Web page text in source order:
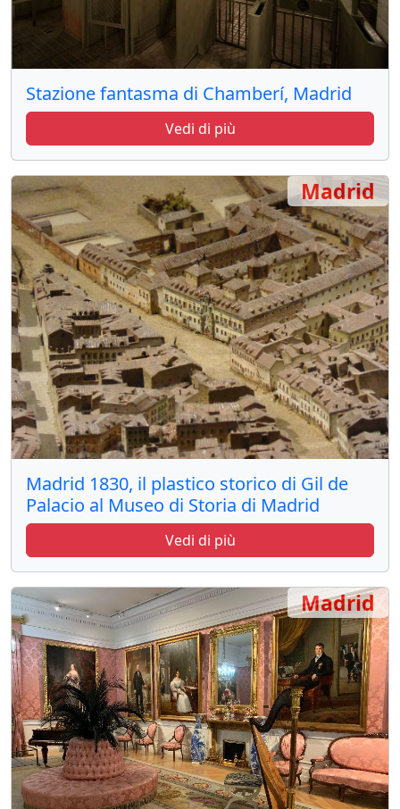
Stazione fantasma di Chamberí, Madrid
Vedi di più
Madrid 1830, il plastico storico di Gil de
Palacio al Museo di Storia di Madrid
Vedi di più
Madrid
Madrid